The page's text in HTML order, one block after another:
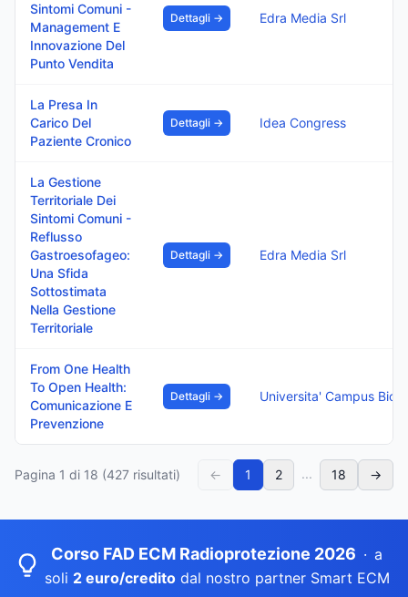
Sintomi Comuni -
Management E
Innovazione Del
Punto Vendita
Dettagli → Edra Media Srl
La Presa In
Carico Del
Paziente Cronico
Dettagli → Idea Congress
La Gestione
Territoriale Dei
Sintomi Comuni -
Reflusso
Gastroesofageo:
Una Sfida
Sottostimata
Nella Gestione
Territoriale
Dettagli → Edra Media Srl
From One Health
To Open Health:
Comunicazione E
Prevenzione
Dettagli →
Pagina 1 di 18 (427 risultati) ← 1 2 ... 18 →
Corso FAD ECM Radioprotezione 2026 · a
soli 2 euro/creditodal nostro partner Smart ECM